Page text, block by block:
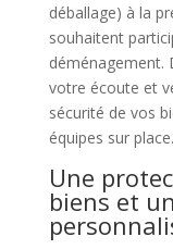
déballage) à la
souhaitent
déménagement.
votre écoute et
sécurité de vos
équipes sur place.
Une
biens et